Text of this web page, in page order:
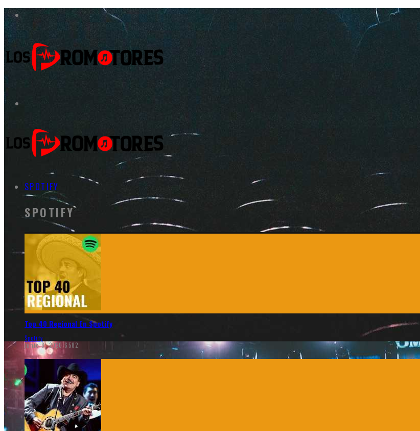
SPOTIFY
SPOTIFY
Top 40 Regional En Spotify
Spotify
junio 8, 2020 6582